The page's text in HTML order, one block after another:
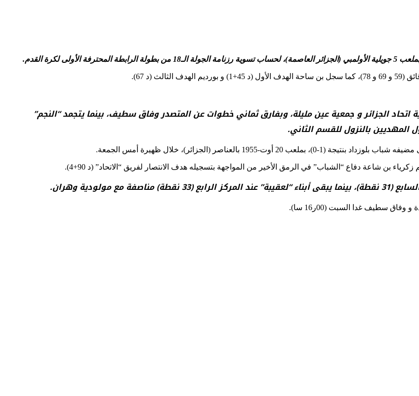
(د 67).
بالصف السابع برصيد 31 نقطة بمعية اتحاد الجزائر و جمعية عين مليلة، وبفارق ثماني خطوات عن المتصدر وفاق سطيف، بينما يتجمد “النجم”
بن شاعة دفاع “الشباب” في الرمق الأخير من المواجهة بتسجيله هدف الانتصار لفريق “الاتحاد” (د 90+4).
مولودية وهران.
سطيف غدا السبت (00ر16 سا).